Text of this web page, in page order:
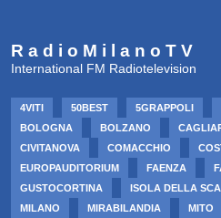
R a d i o M i l a n o T V
International FM Radiotelevision
4VITI 50BEST 5GRAPPOLI
BOLOGNA
BOLZANO
CIVITANOVA
COMACCHIO
EUROPAUDITORIUM
FAENZA
GUSTOCORTINA
ISOLA DELLA
MILANO
MIRABILANDIA MITO